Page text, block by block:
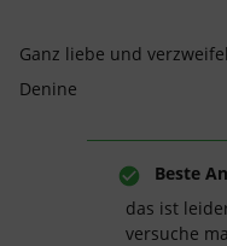
Ganz liebe und
Denine
Beste
das ist
versuche